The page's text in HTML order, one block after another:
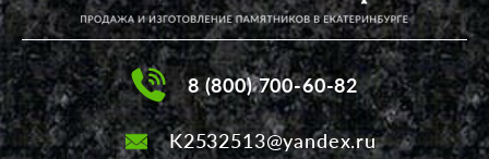
8 (800) 700-60-82
K2532513@yandex.ru